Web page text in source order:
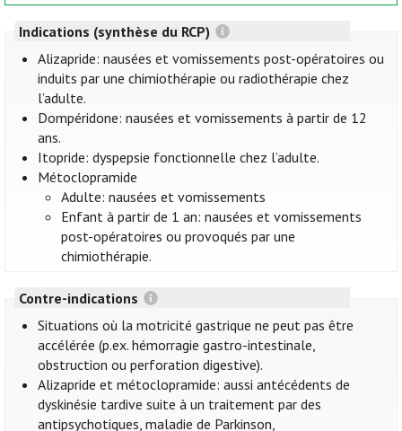
Indications (synthèse du RCP)
Alizapride: nausées et vomissements post-opératoires ou
induits par une chimiothérapie ou radiothérapie chez
l’adulte.
Dompéridone: nausées et vomissements à partir de 12
ans.
Itopride: dyspepsie fonctionnelle chez l’adulte.
Métoclopramide
Adulte: nausées et vomissements
Enfant à partir de 1 an: nausées et vomissements
post-opératoires ou provoqués par une
chimiothérapie.
Contre-indications
Situations où la motricité gastrique ne peut pas être
accélérée (p.ex. hémorragie gastro-intestinale,
obstruction ou perforation digestive).
Alizapride et métoclopramide: aussi antécédents de
dyskinésie tardive suite à un traitement par des
antipsychotiques, maladie de Parkinson,